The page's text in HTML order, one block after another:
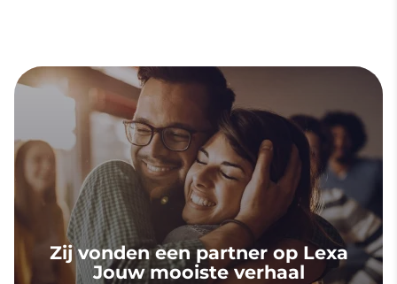
Zij vonden een partner op Lexa
Jouw mooiste verhaal